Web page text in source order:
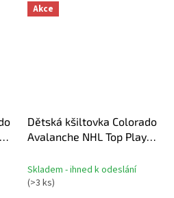
Akce
Dětská kšiltovka Colorado
Avalanche NHL Top Player
Skladem - ihned k odeslání
(>3 ks)